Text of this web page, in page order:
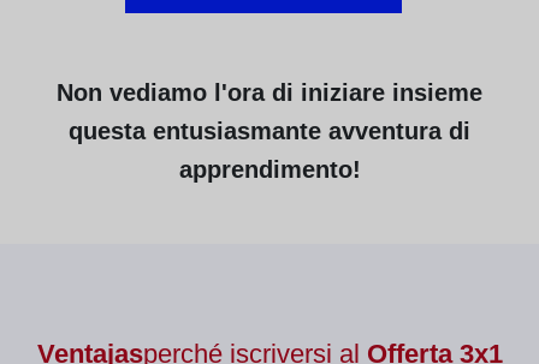
Non vediamo l'ora di iniziare insieme
questa entusiasmante avventura di
apprendimento!
Ventajasperché iscriversi al Offerta 3x1